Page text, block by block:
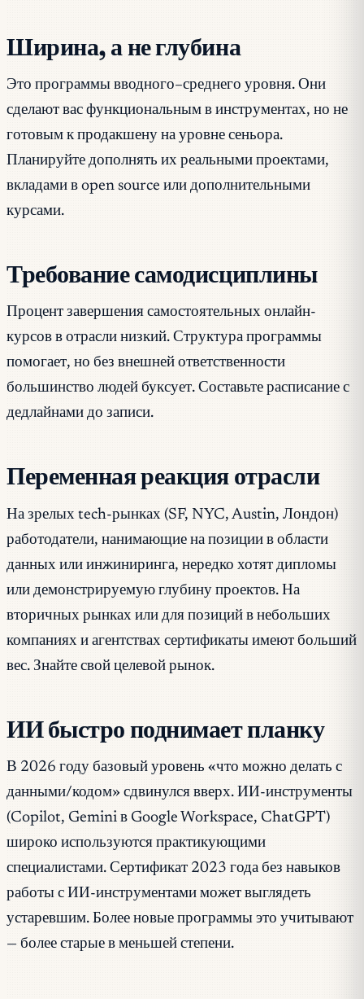
Ширина, а не глубина
Это программы вводного–среднего уровня. Они
сделают вас функциональным в инструментах, но не
готовым к продакшену на уровне сеньора.
Планируйте дополнять их реальными проектами,
вкладами в open source или дополнительными
курсами.
Требование самодисциплины
Процент завершения самостоятельных онлайн-
курсов в отрасли низкий. Структура программы
помогает, но без внешней ответственности
большинство людей буксует. Составьте расписание с
дедлайнами до записи.
Переменная реакция отрасли
На зрелых tech-рынках (SF, NYC, Austin, Лондон)
работодатели, нанимающие на позиции в области
данных или инжиниринга, нередко хотят дипломы
или демонстрируемую глубину проектов. На
вторичных рынках или для позиций в небольших
компаниях и агентствах сертификаты имеют больший
вес. Знайте свой целевой рынок.
ИИ быстро поднимает планку
В 2026 году базовый уровень «что можно делать с
данными/кодом» сдвинулся вверх. ИИ-инструменты
(Copilot, Gemini в Google Workspace, ChatGPT)
широко используются практикующими
специалистами. Сертификат 2023 года без навыков
работы с ИИ-инструментами может выглядеть
устаревшим. Более новые программы это учитывают
— более старые в меньшей степени.